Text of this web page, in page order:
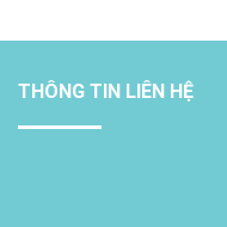
THÔNG TIN LIÊN HỆ